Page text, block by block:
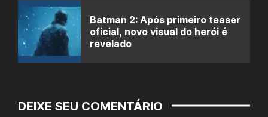
Batman 2: Após primeiro teaser
oficial, novo visual do herói é
revelado
DEIXE SEU COMENTÁRIO